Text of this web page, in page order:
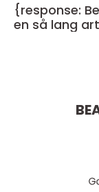
{response:
en så lang